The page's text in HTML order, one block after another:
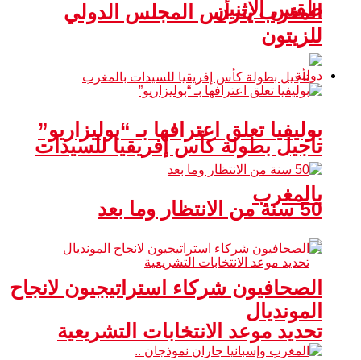
طقس الإثنين
تأجيل بطولة كأس إفريقيا للسيدات
بالمغرب
تحديد موعد الانتخابات التشريعية
المغرب يترأس المجلس الدولي
للزيتون
دولية
بوليفيا تعلق اعترافها بـ “بوليزاريو”
50 سنة من الانتظار وما بعد
الصحافيون شركاء استراتيجيون لانجاح
المونديال